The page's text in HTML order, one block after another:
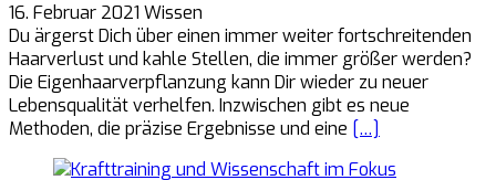
16. Februar 2021 Wissen
Du ärgerst Dich über einen immer weiter fortschreitenden
Haarverlust und kahle Stellen, die immer größer werden?
Die Eigenhaarverpflanzung kann Dir wieder zu neuer
Lebensqualität verhelfen. Inzwischen gibt es neue
Methoden, die präzise Ergebnisse und eine […]